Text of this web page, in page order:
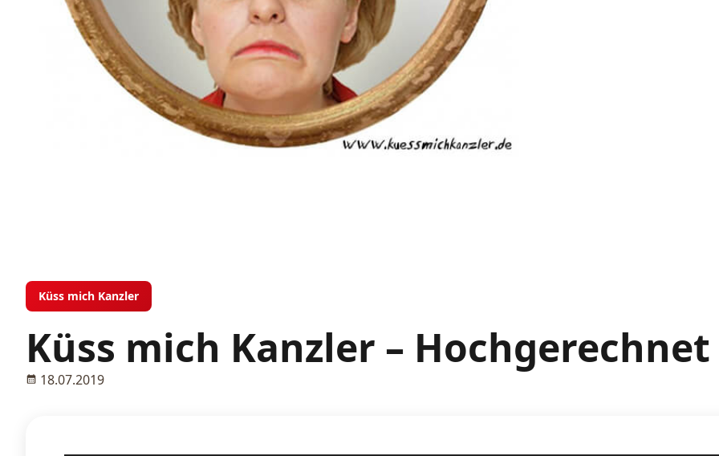
Küss mich Kanzler
Küss mich Kanzler – Hochgerechnet
18.07.2019